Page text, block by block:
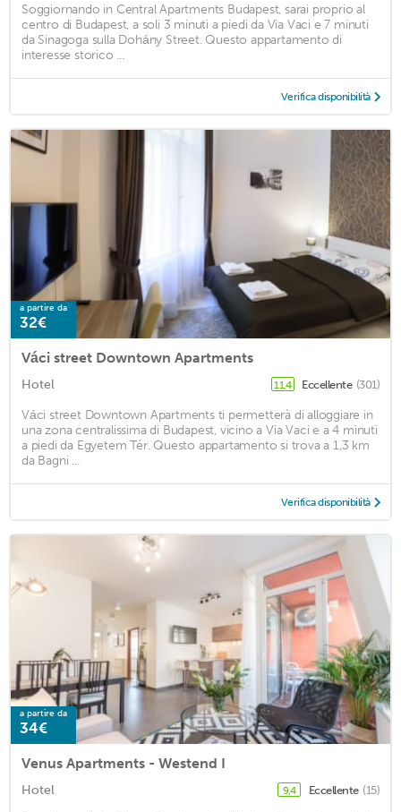
Soggiornando in Central Apartments Budapest, sarai proprio al
centro di Budapest, a soli 3 minuti a piedi da Via Vaci e 7 minuti
da Sinagoga sulla Dohány Street. Questo appartamento di
interesse storico ...
Verifica disponibilità
a partire da
32€
Váci street Downtown Apartments
Hotel 11,4 Eccellente (301)
Váci street Downtown Apartments ti permetterà di alloggiare in
una zona centralissima di Budapest, vicino a Via Vaci e a 4 minuti
a piedi da Egyetem Tér. Questo appartamento si trova a 1,3 km
da Bagni ...
Verifica disponibilità
a partire da
34€
Venus Apartments - Westend I
Hotel 9,4 Eccellente (15)